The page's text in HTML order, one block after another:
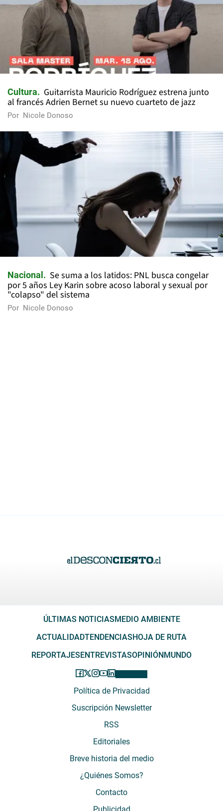
Cultura
Guitarrista Mauricio Rodríguez estrena junto
al francés Adrien Bernet su nuevo cuarteto de jazz
Por Nicole Donoso
Nacional
Se suma a los latidos: PNL busca congelar
por 5 años Ley Karin sobre acoso laboral y sexual por
"colapso" del sistema
Por Nicole Donoso
ÚLTIMAS NOTICIAS MEDIO AMBIENTE
ACTUALIDADTENDENCIAS HOJA DE RUTA
REPORTAJES ENTREVISTASOPINIÓN MUNDO
Política de Privacidad
Suscripción Newsletter
RSS
Editoriales
Breve historia del medio
¿Quiénes Somos?
Contacto